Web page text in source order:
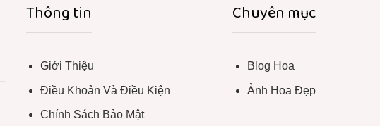
Thông tin
Giới Thiệu
Điều Khoản Và Điều Kiện
Chính Sách Bảo Mật
Chuyên mục
Blog Hoa
Ảnh Hoa Đẹp